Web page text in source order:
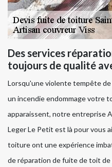
Des services
toujours de qualité
Lorsqu'une violente tempête de
un incendie endommage votre
apparaissent, notre entreprise
Leger Le Petit est là pour vous
toiture ont une expérience
de réparation de fuite de toit de